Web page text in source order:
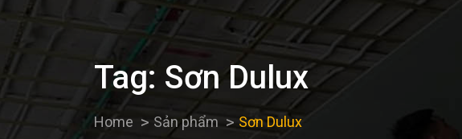
Tag: Sơn Dulux
Home Sản phẩm Sơn Dulux